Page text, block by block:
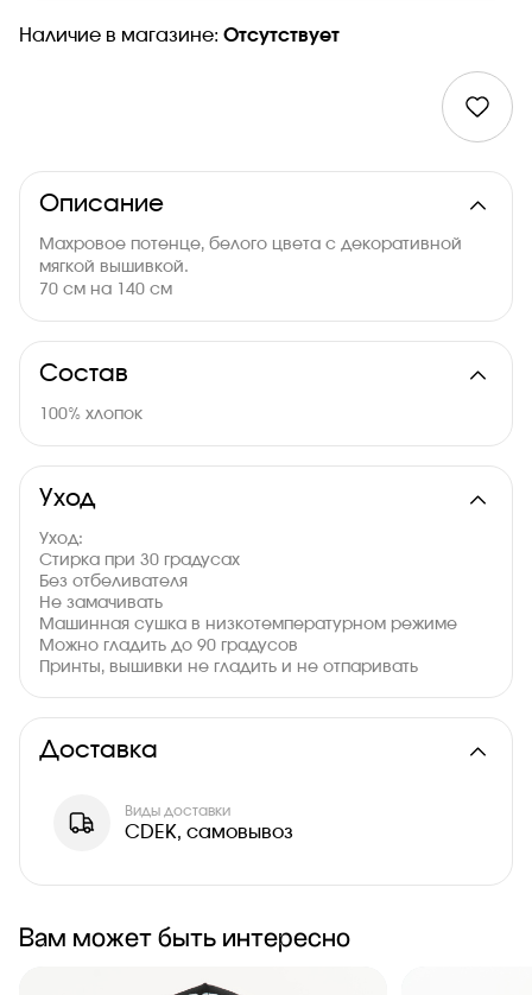
Наличие в магазине: Отсутствует
Описание
Махровое потенце, белого цвета с декоративной
мягкой вышивкой.
70 см на 140 см
Состав
100% хлопок
Уход
Уход:
Стирка при 30 градусах
Без отбеливателя
Не замачивать
Машинная сушка в низкотемпературном режиме
Можно гладить до 90 градусов
Принты, вышивки не гладить и не отпаривать
Доставка
Виды доставки
CDEK, самовывоз
Вам может быть интересно